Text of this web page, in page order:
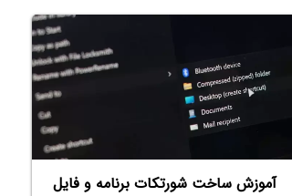
از دست بدی، اما در عوض عملکرد بهتر و عمر
بیشتری نصیبت میشه.
آموزش ساخت شورتکات برنامه و فایل